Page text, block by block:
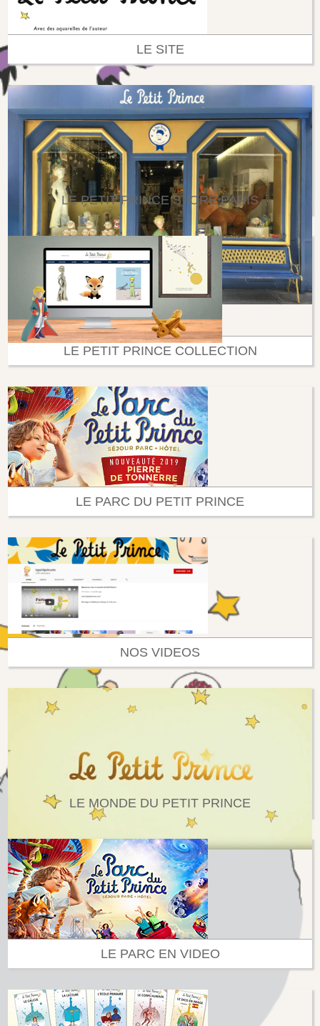
LE SITE
LE PETIT PRINCE STORE PARIS
LE PETIT PRINCE COLLECTION
LE PARC DU PETIT PRINCE
NOS VIDEOS
LE MONDE DU PETIT PRINCE
LE PARC EN VIDEO